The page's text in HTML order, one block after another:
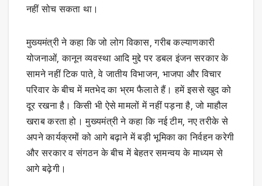
नहीं सोच सकता था।
मुख्यमंत्री ने कहा कि जो लोग विकास, गरीब कल्याणकारी
योजनाओं, कानून व्यवस्था आदि मुद्दे पर डबल इंजन सरकार के
सामने नहीं टिक पाते, वे जातीय विभाजन, भाजपा और विचार
परिवार के बीच में मतभेद का भ्रम फैलाते हैं। हमें इससे खुद को
दूर रखना है। किसी भी ऐसे मामलों में नहीं पड़ना है, जो माहौल
खराब करता हो। मुख्यमंत्री ने कहा कि नई टीम, नए तरीके से
अपने कार्यक्रमों को आगे बढ़ाने में बड़ी भूमिका का निर्वहन करेगी
और सरकार व संगठन के बीच में बेहतर समन्वय के माध्यम से
आगे बढ़ेगी।